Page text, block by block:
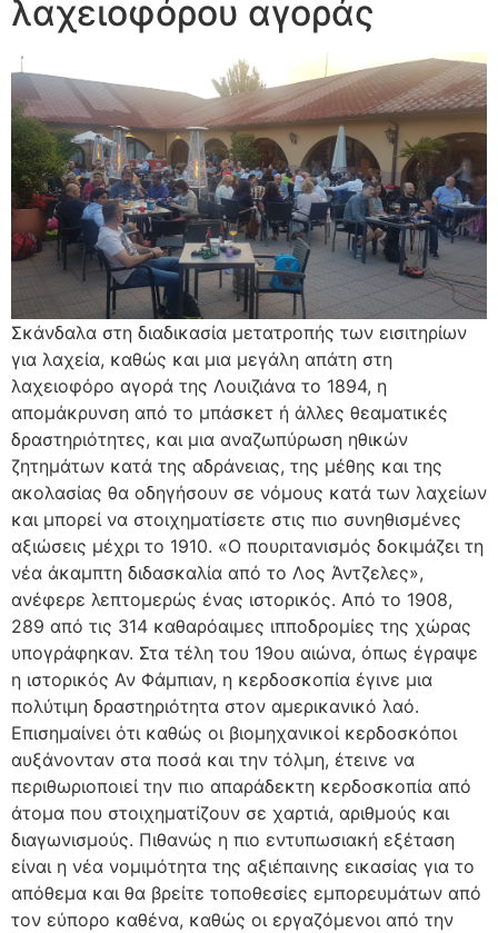
λαχειοφόρου αγοράς
Σκάνδαλα στη διαδικασία μετατροπής των εισιτηρίων
για λαχεία, καθώς και μια μεγάλη απάτη στη
λαχειοφόρο αγορά της Λουιζιάνα το 1894, η
απομάκρυνση από το μπάσκετ ή άλλες θεαματικές
δραστηριότητες, και μια αναζωπύρωση ηθικών
ζητημάτων κατά της αδράνειας, της μέθης και της
ακολασίας θα οδηγήσουν σε νόμους κατά των λαχείων
και μπορεί να στοιχηματίσετε στις πιο συνηθισμένες
αξιώσεις μέχρι το 1910. «Ο πουριτανισμός δοκιμάζει τη
νέα άκαμπτη διδασκαλία από το Λος Άντζελες»,
ανέφερε λεπτομερώς ένας ιστορικός. Από το 1908,
289 από τις 314 καθαρόαιμες ιπποδρομίες της χώρας
υπογράφηκαν. Στα τέλη του 19ου αιώνα, όπως έγραψε
η ιστορικός Αν Φάμπιαν, η κερδοσκοπία έγινε μια
πολύτιμη δραστηριότητα στον αμερικανικό λαό.
Επισημαίνει ότι καθώς οι βιομηχανικοί κερδοσκόποι
αυξάνονταν στα ποσά και την τόλμη, έτεινε να
περιθωριοποιεί την πιο απαράδεκτη κερδοσκοπία από
άτομα που στοιχηματίζουν σε χαρτιά, αριθμούς και
διαγωνισμούς. Πιθανώς η πιο εντυπωσιακή εξέταση
είναι η νέα νομιμότητα της αξιέπαινης εικασίας για το
απόθεμα και θα βρείτε τοποθεσίες εμπορευμάτων από
τον εύπορο καθένα, καθώς οι εργαζόμενοι από την